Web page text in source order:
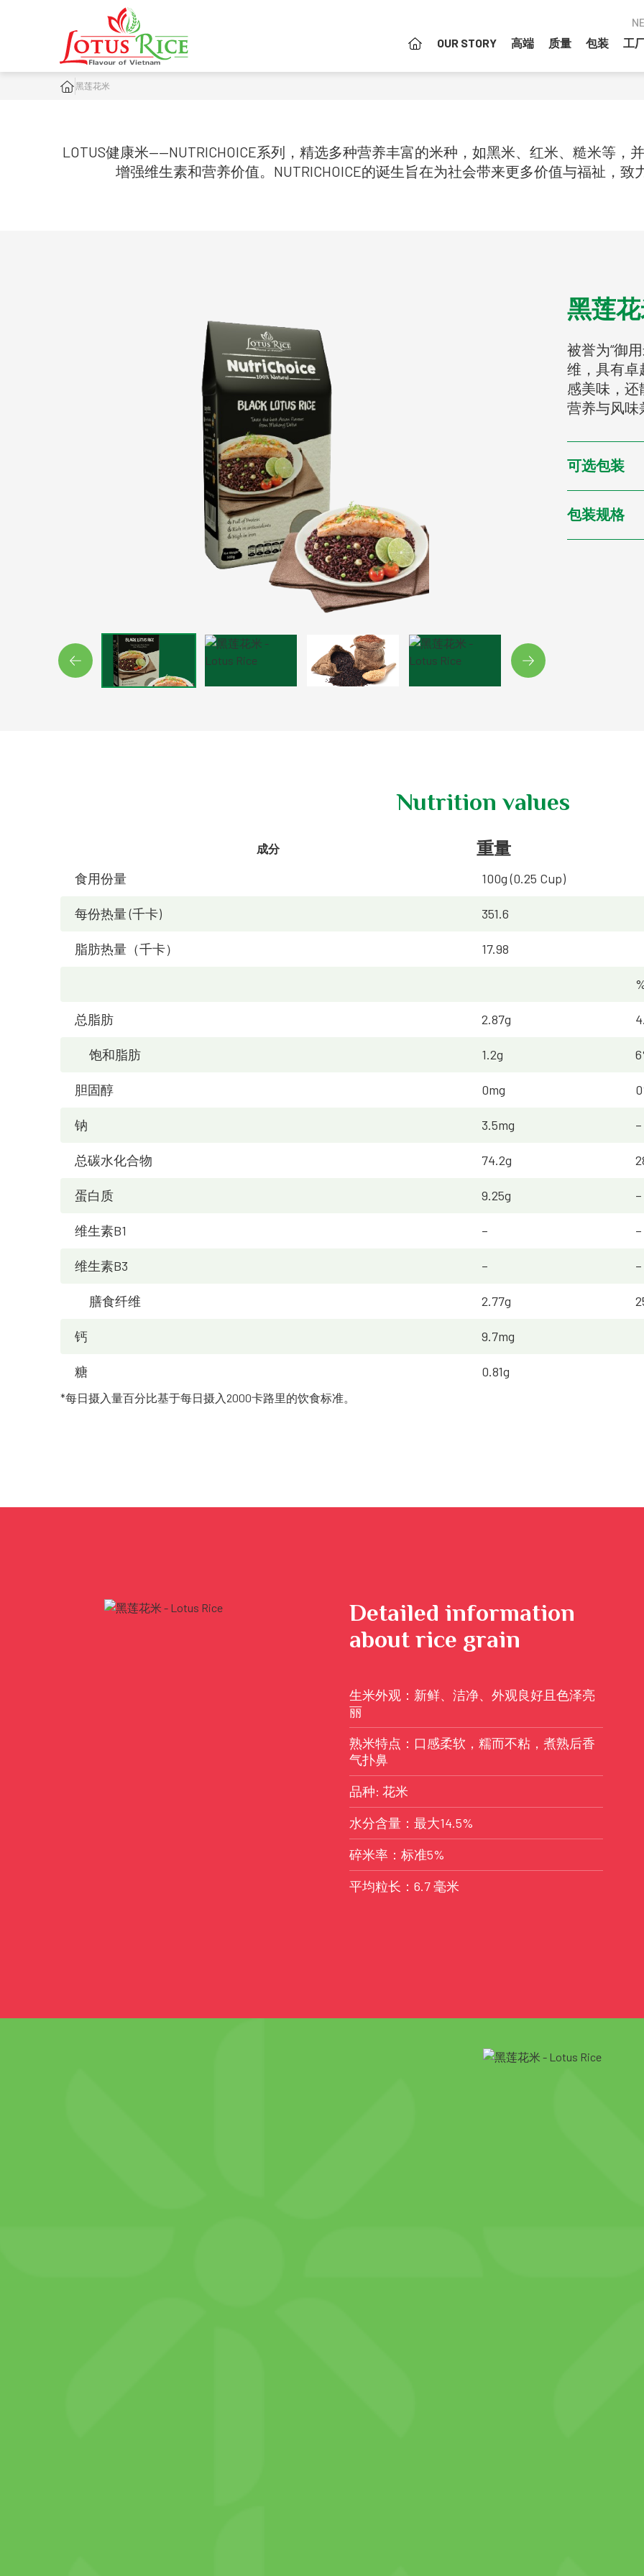
OUR STORY
高端 质量 包装 工
黑莲花米
LOTUS健康米——NUTRICHOICE系列，精选多种营养丰富的米种，如黑米、红米、糙米等
增强维生素和营养价值。NUTRICHOICE的诞生旨在为社会带来更多价值与福祉，
黑莲
被誉为“御
维，具有卓
感美味，
营养与风味
可选包装
包装规格
Nutrition values
成分 重量
食用份量 100g (0.25 Cup)
每份热量 (千卡) 351.6
脂肪热量（千卡） 17.98
总脂肪 2.87g
饱和脂肪 1.2g
胆固醇 0mg
钠 3.5mg –
总碳水化合物 74.2g
蛋白质 9.25g –
维生素B1 – –
维生素B3 – –
膳食纤维 2.77g
钙 9.7mg
糖 0.81g
*每日摄入量百分比基于每日摄入2000卡路里的饮食标准。
Detailed information
about rice grain
生米外观：新鲜、洁净、外观良好且色泽亮
丽
熟米特点：口感柔软，糯而不粘，煮熟后香
气扑鼻
品种: 花米
水分含量：最大14.5%
碎米率：标准5%
平均粒长：6.7 毫米